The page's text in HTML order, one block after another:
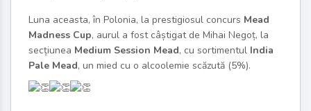
Luna aceasta, în Polonia, la prestigiosul concurs Mead
Madness Cup, aurul a fost câștigat de Mihai Negoț, la
secțiunea Medium Session Mead, cu sortimentul India
Pale Mead, un mied cu o alcoolemie scăzută (5%).